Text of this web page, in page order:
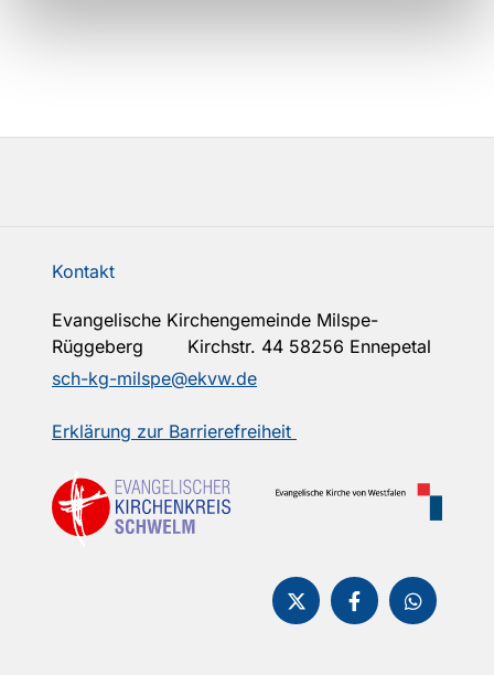
Kontakt
Evangelische Kirchengemeinde Milspe-
Rüggeberg Kirchstr. 44 58256 Ennepetal
sch-kg-milspe@ekvw.de
Erklärung zur Barrierefreiheit